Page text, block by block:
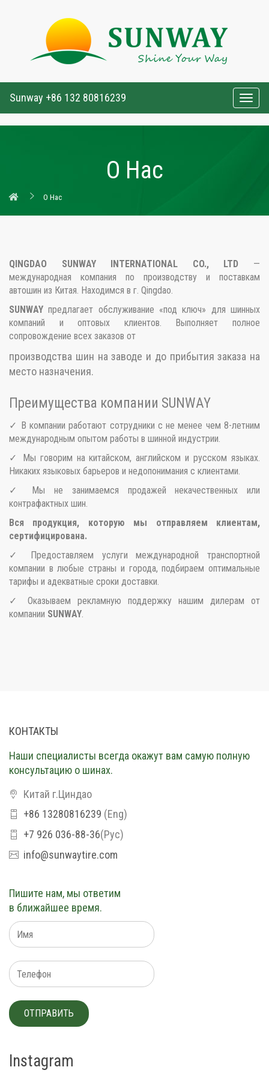
Sunway +86 132 80816239
О Нас
О Нас
QINGDAO SUNWAY INTERNATIONAL CO., LTD —
международная компания по производству и поставкам
автошин из Китая. Находимся в г. Qingdao.
SUNWAYпредлагает обслуживание «под ключ» для шинных
компаний и оптовых клиентов. Выполняет полное
сопровождение всех заказов от
производства шин на заводе и до прибытия заказа на
место назначения.
Преимущества компании SUNWAY
✓ В компании работают сотрудники с не менее чем 8-летним
международным опытом работы в шинной индустрии.
✓ Мы говорим на китайском, английском и русском языках.
Никаких языковых барьеров и недопонимания с клиентами.
✓ Мы не занимаемся продажей некачественных или
контрафактных шин.
Вся продукция, которую мы отправляем клиентам,
сертифицирована.
✓ Предоставляем услуги международной транспортной
компании в любые страны и города, подбираем оптимальные
тарифы и адекватные сроки доставки.
✓ Оказываем рекламную поддержку нашим дилерам от
компании SUNWAY.
КОНТАКТЫ
Наши специалисты всегда окажут вам самую полную
консультацию о шинах.
Китай г.Циндао
+86 13280816239 (Eng)
+7 926 036-88-36(Рус)
info@sunwaytire.com
Пишите нам, мы ответим
в ближайшее время.
Instagram